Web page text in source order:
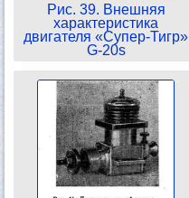
Рис. 39. Внешняя
характеристика
двигателя «Супер-Тигр»
G-20s